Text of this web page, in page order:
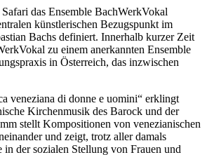
das Ensemble BachWerkVokal
künstlerischen Bezugspunkt im
Bachs definiert. Innerhalb kurzer Zeit
zu einem anerkannten Ensemble
in Österreich, das inzwischen
veneziana di donne e uomini“ erklingt
Kirchenmusik des Barock und der
stellt Kompositionen von venezianischen
und zeigt, trotz aller damals
in der sozialen Stellung von Frauen und